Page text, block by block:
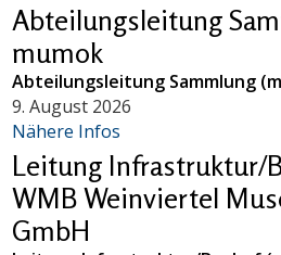
Abteilungsleitung
mumok
Abteilungsleitung Sammlung
9. August 2026
Nähere Infos
Leitung Infrastruktur/
WMB Weinviertel
GmbH